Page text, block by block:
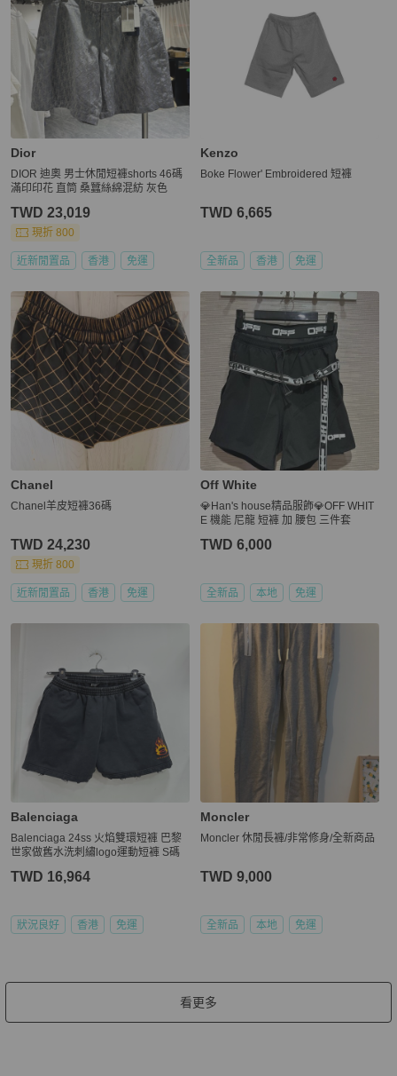
Dior
DIOR 迪奧 男士休閒短褲shorts 46碼
滿印印花 直筒 桑蠶絲綿混紡 灰色
TWD 23,019
現折 800
近新閒置品 香港 免運
Kenzo
Boke Flower' Embroidered 短褲
TWD 6,665
全新品 香港 免運
Chanel
Chanel羊皮短褲36碼
TWD 24,230
現折 800
近新閒置品 香港 免運
Off White
💎Han's house精品服飾💎OFF WHIT
E 機能 尼龍 短褲 加 腰包 三件套
TWD 6,000
全新品 本地 免運
Balenciaga
Balenciaga 24ss 火焰雙環短褲 巴黎
世家做舊水洗刺繡logo運動短褲 S碼
TWD 16,964
狀況良好 香港 免運
Moncler
Moncler 休閒長褲/非常修身/全新商品
TWD 9,000
全新品 本地 免運
看更多